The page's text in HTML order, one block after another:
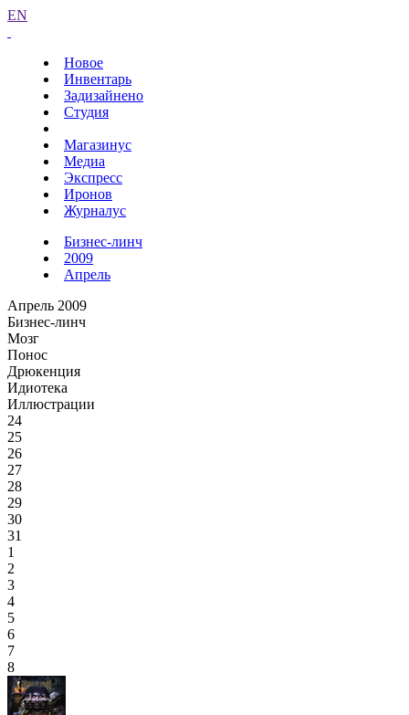
EN
Новое
Инвентарь
Задизайнено
Студия
Магазинус
Медиа
Экспресс
Иронов
Журналус
Бизнес-линч
2009
Апрель
Апрель 2009
Бизнес-линч
Мозг
Понос
Дрюкенция
Идиотека
Иллюстрации
24
25
26
27
28
29
30
31
1
2
3
4
5
6
7
8